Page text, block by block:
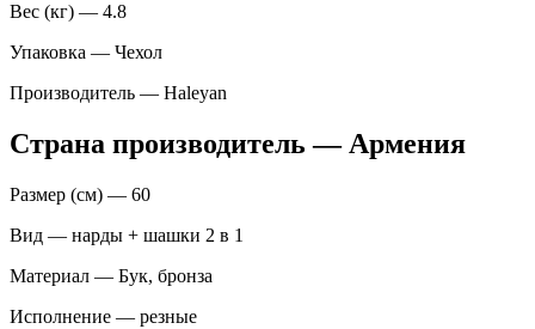
Вес (кг) — 4.8
Упаковка — Чехол
Производитель — Haleyan
Страна производитель — Армения
Размер (см) — 60
Вид — нарды + шашки 2 в 1
Материал — Бук, бронза
Исполнение — резные